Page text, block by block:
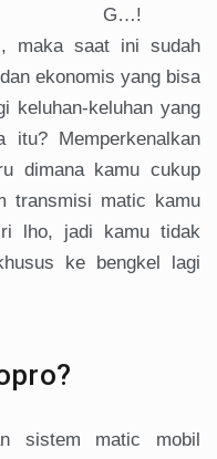
G…!
maka saat ini sudah
ekonomis yang bisa
keluhan-keluhan yang
itu? Memperkenalkan
dimana kamu cukup
transmisi matic kamu
lho, jadi kamu tidak
ke bengkel lagi
sistem matic mobil